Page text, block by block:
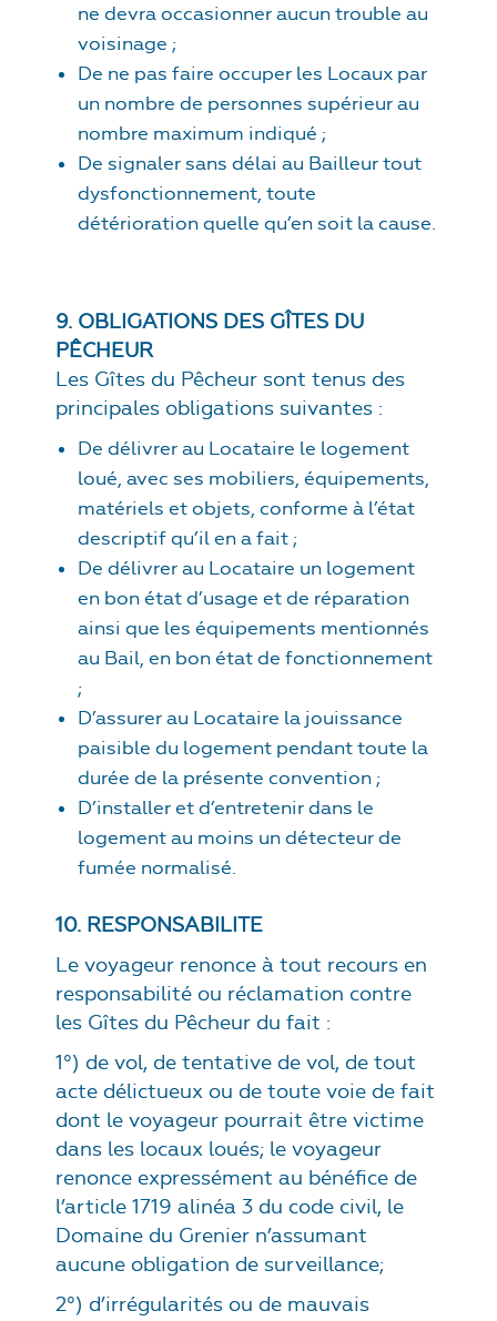
ne devra occasionner aucun trouble au
voisinage ;
De ne pas faire occuper les Locaux par
un nombre de personnes supérieur au
nombre maximum indiqué ;
De signaler sans délai au Bailleur tout
dysfonctionnement, toute
détérioration quelle qu’en soit la cause.
9. OBLIGATIONS DES GÎTES DU
PÊCHEUR
Les Gîtes du Pêcheur sont tenus des
principales obligations suivantes :
De délivrer au Locataire le logement
loué, avec ses mobiliers, équipements,
matériels et objets, conforme à l’état
descriptif qu’il en a fait ;
De délivrer au Locataire un logement
en bon état d’usage et de réparation
ainsi que les équipements mentionnés
au Bail, en bon état de fonctionnement
;
D’assurer au Locataire la jouissance
paisible du logement pendant toute la
durée de la présente convention ;
D’installer et d’entretenir dans le
logement au moins un détecteur de
fumée normalisé.
10. RESPONSABILITE
Le voyageur renonce à tout recours en
responsabilité ou réclamation contre
les Gîtes du Pêcheur du fait :
1°) de vol, de tentative de vol, de tout
acte délictueux ou de toute voie de fait
dont le voyageur pourrait être victime
dans les locaux loués; le voyageur
renonce expressément au bénéfice de
l’article 1719 alinéa 3 du code civil, le
Domaine du Grenier n’assumant
aucune obligation de surveillance;
2°) d’irrégularités ou de mauvais